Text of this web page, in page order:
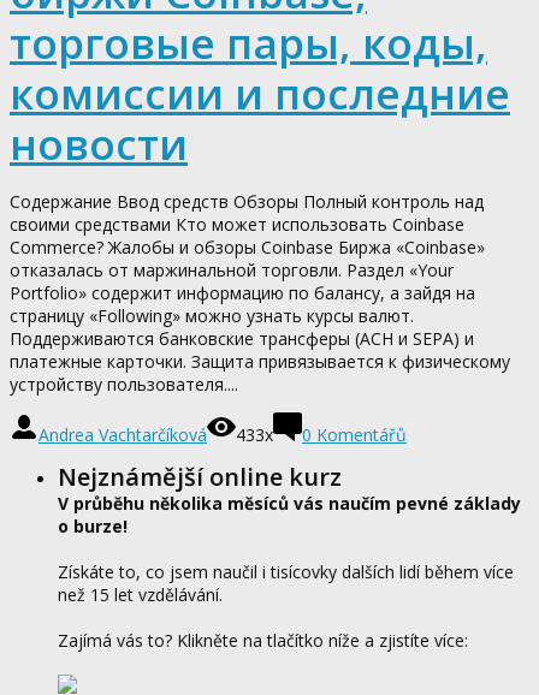
торговые пары, коды,
комиссии и последние
новости
Содержание Ввод средств Обзоры Полный контроль над
своими средствами Кто может использовать Coinbase
Commerce? Жалобы и обзоры Coinbase Биржа «Coinbase»
отказалась от маржинальной торговли. Раздел «Your
Portfolio» содержит информацию по балансу, а зайдя на
страницу «Following» можно узнать курсы валют.
Поддерживаются банковские трансферы (ACH и SEPA) и
платежные карточки. Защита привязывается к физическому
устройству пользователя....
Andrea Vachtarčíková 433x 0 Komentářů
Nejznámější online kurz
V průběhu několika měsíců vás naučím pevné základy
o burze!
Získáte to, co jsem naučil i tisícovky dalších lidí během více
než 15 let vzdělávání.
Zajímá vás to? Klikněte na tlačítko níže a zjistíte více: